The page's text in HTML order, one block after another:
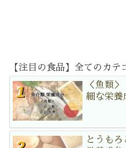
【注目の食品】全てのカテ
＜魚類
細な栄養
とうも